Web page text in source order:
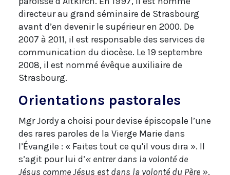
directeur au grand séminaire de Strasbourg
avant d’en devenir le supérieur en 2000. De
2007 à 2011, il est responsable des services de
communication du diocèse. Le 19 septembre
2008, il est nommé évêque auxiliaire de
Strasbourg.
Orientations pastorales
Mgr Jordy a choisi pour devise épiscopale l’une
des rares paroles de la Vierge Marie dans
l’Évangile : « Faites tout ce qu'il vous dira ». Il
s’agit pour lui d’« entrer dans la volonté de
Jésus comme Jésus est dans la volonté du Père ».